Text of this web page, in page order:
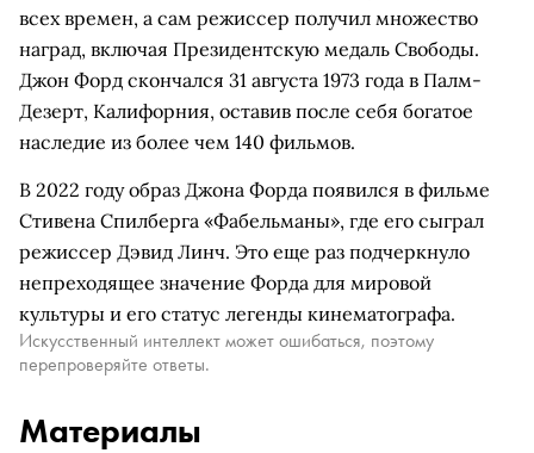
всех времен, а сам режиссер получил множество
наград, включая Президентскую медаль Свободы.
Джон Форд скончался 31 августа 1973 года в Палм-
Дезерт, Калифорния, оставив после себя богатое
наследие из более чем 140 фильмов.
В 2022 году образ Джона Форда появился в фильме
Стивена Спилберга «Фабельманы», где его сыграл
режиссер Дэвид Линч. Это еще раз подчеркнуло
непреходящее значение Форда для мировой
культуры и его статус легенды кинематографа.
Искусственный интеллект может ошибаться, поэтому
перепроверяйте ответы.
Материалы